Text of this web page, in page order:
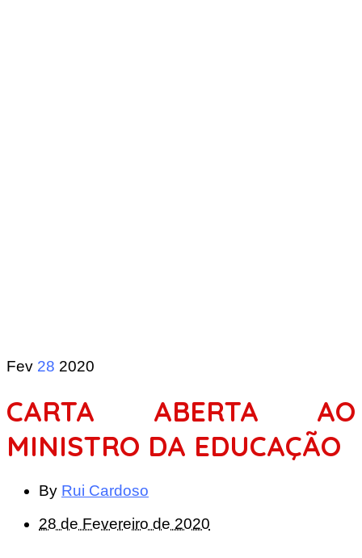
Fev 28 2020
CARTA ABERTA AO
MINISTRO DA EDUCAÇÃO
By Rui Cardoso
28 de Fevereiro de 2020